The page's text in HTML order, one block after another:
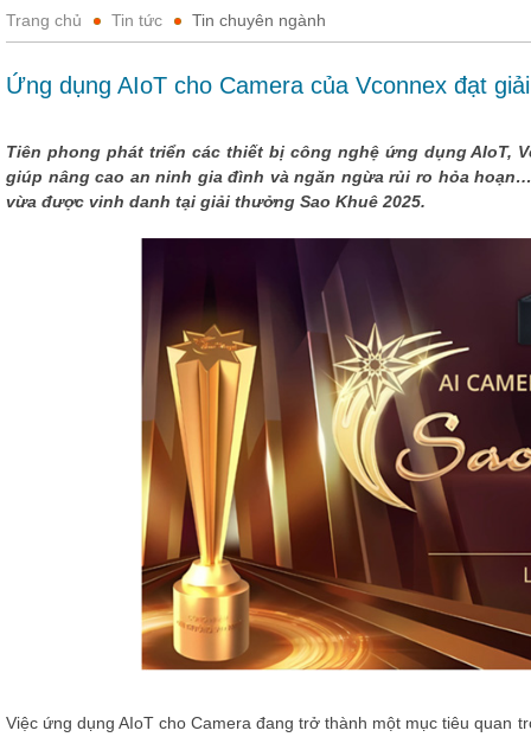
Trang chủ Tin tức Tin chuyên ngành
Ứng dụng AIoT cho Camera của Vconnex đạt
Tiên phong phát triển các thiết bị công nghệ ứng dụng AIoT,
giúp nâng cao an ninh gia đình và ngăn ngừa rủi ro hỏa
vừa được vinh danh tại giải thưởng Sao Khuê 2025.
Việc ứng dụng AIoT cho Camera đang trở thành một mục tiêu quan